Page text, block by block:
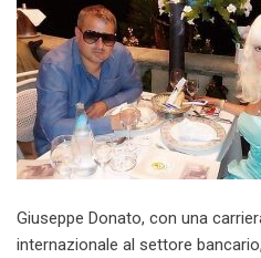
Giuseppe Donato, con una
internazionale al settore